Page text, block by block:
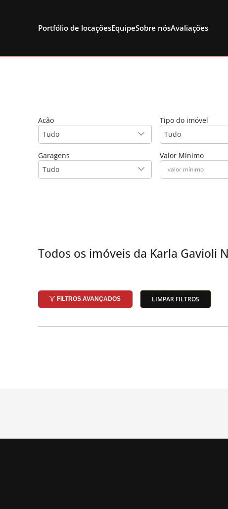
Portfólio de locaçõesEquipeSobre nósAvaliações
Acão
Tudo
Tipo do imóvel
Tudo
Garagens
Tudo
Valor Mínimo
Todos os imóveis da Karla Gavioli
FILTROS AVANÇADOS LIMPAR FILTROS